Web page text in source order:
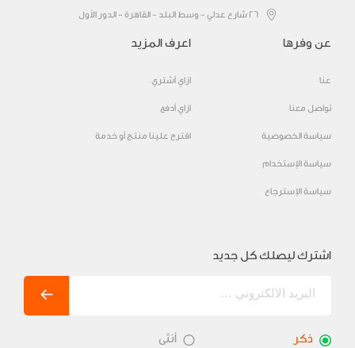
٢٦ شارع عدلي - وسط البلد - القاهرة - الدور الأول
عن وفرها
عنا
تواصل معنا
سياسة الخصوصية
سياسة الإستخدام
سياسة الإسترجاع
اعرف المزيد
ازاي أشتري
ازاي أدفع
اقترح علينا منتج أو خدمة
اشترك ليصلك كل جديد
ذكر أنثى